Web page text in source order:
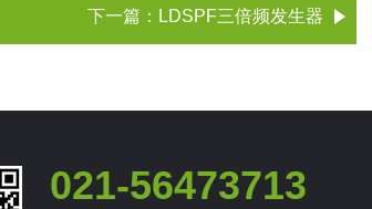
下一篇： LDSPF三倍频发生器
021-56473713